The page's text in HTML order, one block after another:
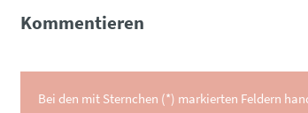
Kommentieren
Bei den mit Sternchen (*) markierten Feldern